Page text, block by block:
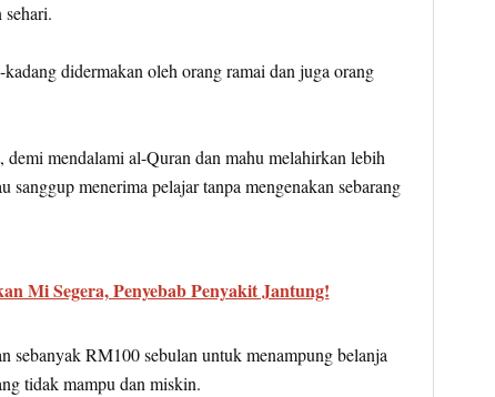
didermakan oleh orang ramai dan juga orang
mendalami al-Quran dan mahu melahirkan lebih
sanggup menerima pelajar tanpa mengenakan sebarang
Mi Segera, Penyebab Penyakit Jantung!
sebanyak RM100 sebulan untuk menampung belanja
tidak mampu dan miskin.